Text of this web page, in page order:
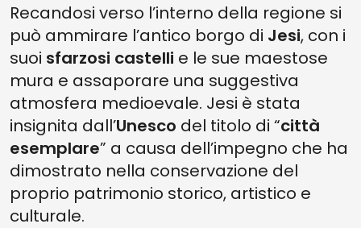
Recandosi verso l’interno della regione si
può ammirare l’antico borgo di Jesi, con i
suoi sfarzosi castelli e le sue maestose
mura e assaporare una suggestiva
atmosfera medioevale. Jesi è stata
insignita dall’Unesco del titolo di “città
esemplare” a causa dell’impegno che ha
dimostrato nella conservazione del
proprio patrimonio storico, artistico e
culturale.